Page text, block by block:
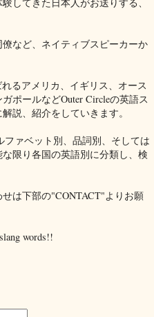
など、ネイティブスピーカーか
るアメリカ、イギリス、オース
ポールなどOuter Circleの英語ス
説、紹介をしていきます。
ァベット別、品詞別、そしては
限り各国の英語別に分類し、検
は下部の"CONTACT"よりお願
words!!